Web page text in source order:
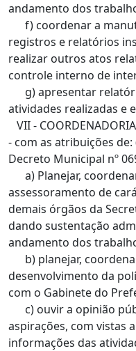
andamento dos
f) coordenar a
registros e relatórios
realizar outros atos
controle interno de
g) apresentar
atividades realizadas e
VII -
- com as atribuições
Decreto Municipal nº
a) Planejar,
assessoramento de
demais órgãos da
dando sustentação
andamento dos
b) planejar,
desenvolvimento da
com o Gabinete do
c) ouvir a opinião
aspirações, com vistas
informações das